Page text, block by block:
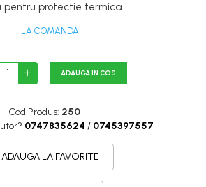
UV
de biciclete
pentru protectie termica.
LA COMANDA
ADAUGA IN COS
Cod Produs: 250
0747835624 / 0745397557
ADAUGA LA FAVORITE